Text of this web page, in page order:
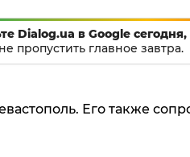
Dialog.ua в Google сегодня,
пропустить главное завтра.
Его также